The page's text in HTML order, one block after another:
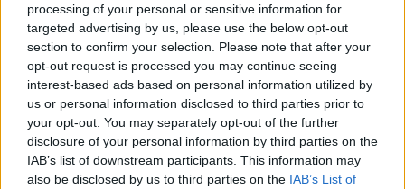
processing of your personal or sensitive information for
targeted advertising by us, please use the below opt-out
section to confirm your selection. Please note that after your
opt-out request is processed you may continue seeing
interest-based ads based on personal information utilized by
us or personal information disclosed to third parties prior to
your opt-out. You may separately opt-out of the further
disclosure of your personal information by third parties on the
IAB’s list of downstream participants. This information may
also be disclosed by us to third parties on the IAB’s List of
Villamos energia termelés Magyarországon 2026–2027:
atomerőművek, napelemek, import és áramárak
2026.08.10. 10:22